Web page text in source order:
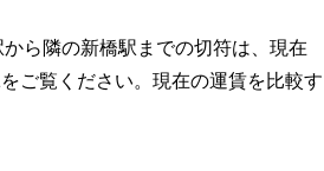
ら隣の新橋駅までの切符は、現在
ご覧ください。現在の運賃を比較す